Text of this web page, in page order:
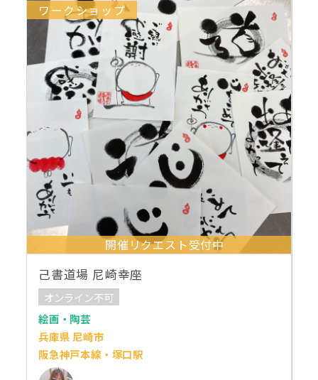
ワークショップ
開催リクエスト受付中
己書道場 尼崎幸座
オンライン不可
絵画・陶芸
兵庫県 尼崎市
阪急神戸本線・塚口駅